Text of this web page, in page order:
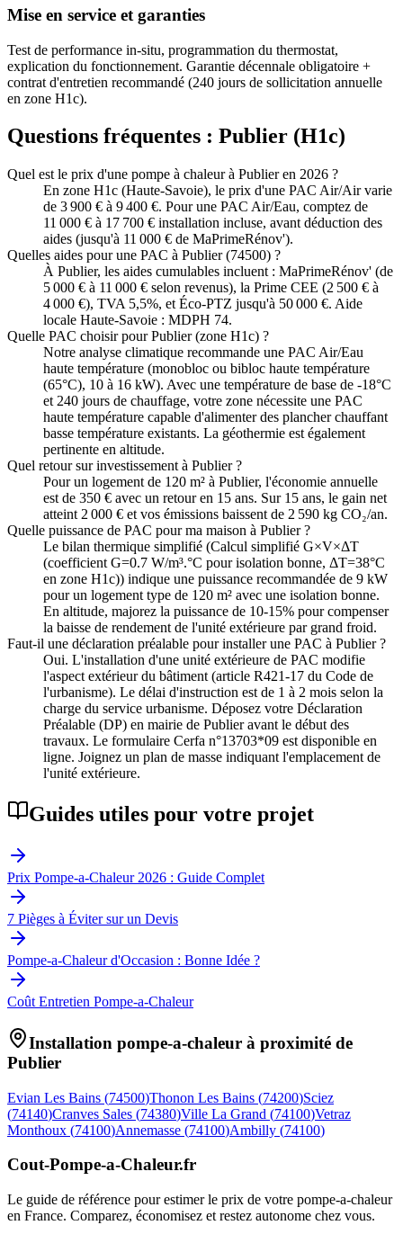
Mise en service et garanties
Test de performance in-situ, programmation du thermostat,
explication du fonctionnement. Garantie décennale obligatoire +
contrat d'entretien recommandé (240 jours de sollicitation annuelle
en zone H1c).
Questions fréquentes : Publier (H1c)
Quel est le prix d'une pompe à chaleur à Publier en 2026 ?
En zone H1c (Haute-Savoie), le prix d'une PAC Air/Air varie
de 3 900 € à 9 400 €. Pour une PAC Air/Eau, comptez de
11 000 € à 17 700 € installation incluse, avant déduction des
aides (jusqu'à 11 000 € de MaPrimeRénov').
Quelles aides pour une PAC à Publier (74500) ?
À Publier, les aides cumulables incluent : MaPrimeRénov' (de
5 000 € à 11 000 € selon revenus), la Prime CEE (2 500 € à
4 000 €), TVA 5,5%, et Éco-PTZ jusqu'à 50 000 €. Aide
locale Haute-Savoie : MDPH 74.
Quelle PAC choisir pour Publier (zone H1c) ?
Notre analyse climatique recommande une PAC Air/Eau
haute température (monobloc ou bibloc haute température
(65°C), 10 à 16 kW). Avec une température de base de -18°C
et 240 jours de chauffage, votre zone nécessite une PAC
haute température capable d'alimenter des plancher chauffant
basse température existants. La géothermie est également
pertinente en altitude.
Quel retour sur investissement à Publier ?
Pour un logement de 120 m² à Publier, l'économie annuelle
est de 350 € avec un retour en 15 ans. Sur 15 ans, le gain net
atteint 2 000 € et vos émissions baissent de 2 590 kg CO₂/an.
Quelle puissance de PAC pour ma maison à Publier ?
Le bilan thermique simplifié (Calcul simplifié G×V×ΔT
(coefficient G=0.7 W/m³.°C pour isolation bonne, ΔT=38°C
en zone H1c)) indique une puissance recommandée de 9 kW
pour un logement type de 120 m² avec une isolation bonne.
En altitude, majorez la puissance de 10-15% pour compenser
la baisse de rendement de l'unité extérieure par grand froid.
Faut-il une déclaration préalable pour installer une PAC à Publier ?
Oui. L'installation d'une unité extérieure de PAC modifie
l'aspect extérieur du bâtiment (article R421-17 du Code de
l'urbanisme). Le délai d'instruction est de 1 à 2 mois selon la
charge du service urbanisme. Déposez votre Déclaration
Préalable (DP) en mairie de Publier avant le début des
travaux. Le formulaire Cerfa n°13703*09 est disponible en
ligne. Joignez un plan de masse indiquant l'emplacement de
l'unité extérieure.
Guides utiles pour votre projet
Prix Pompe-a-Chaleur 2026 : Guide Complet
7 Pièges à Éviter sur un Devis
Pompe-a-Chaleur d'Occasion : Bonne Idée ?
Coût Entretien Pompe-a-Chaleur
Installation pompe-a-chaleur à proximité de
Publier
Evian Les Bains (74500)Thonon Les Bains (74200)Sciez
(74140)Cranves Sales (74380)Ville La Grand (74100)Vetraz
Monthoux (74100)Annemasse (74100)Ambilly (74100)
Cout-Pompe-a-Chaleur.fr
Le guide de référence pour estimer le prix de votre pompe-a-chaleur
en France. Comparez, économisez et restez autonome chez vous.